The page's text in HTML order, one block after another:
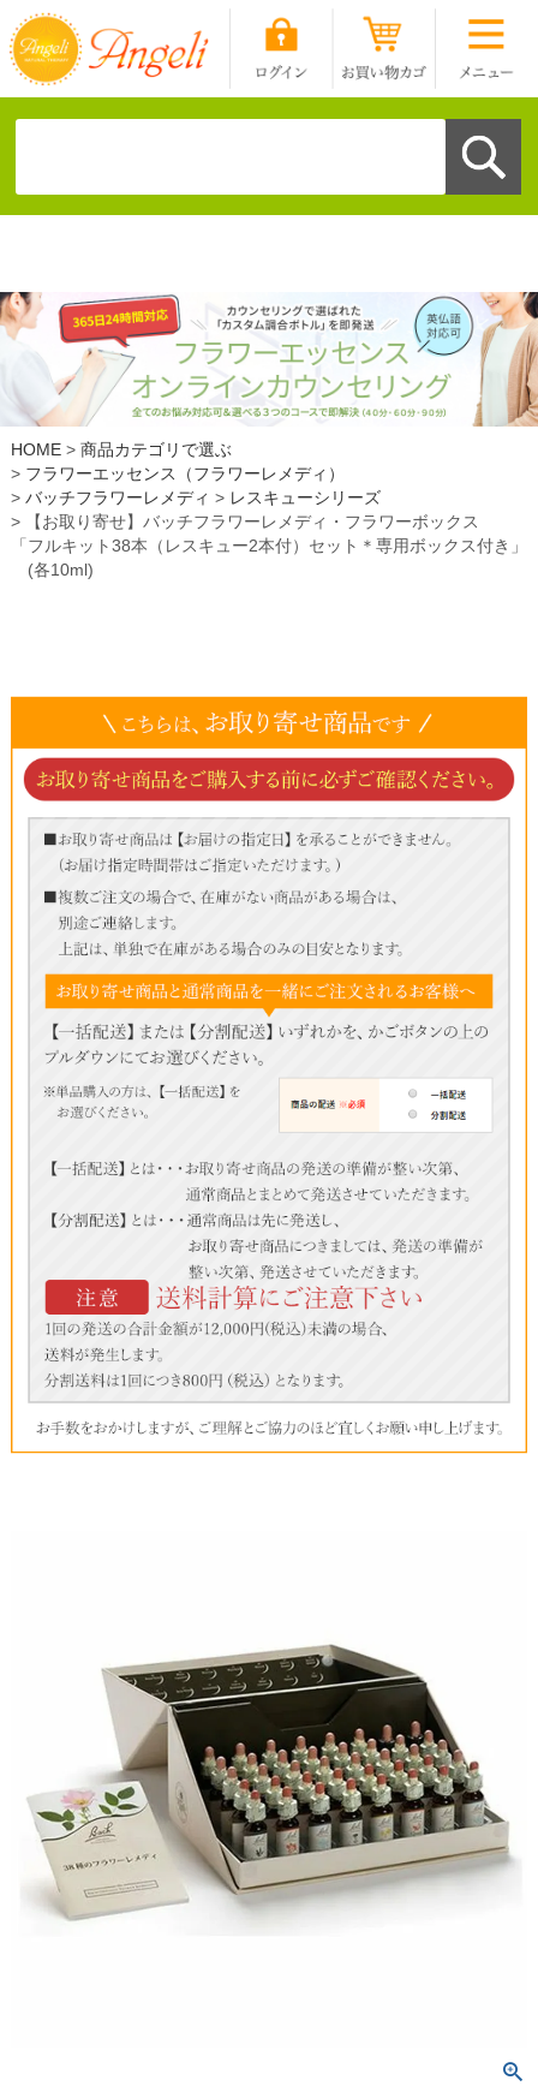
HOME
商品カテゴリで選ぶ
フラワーエッセンス（フラワーレメディ）
バッチフラワーレメディ
レスキューシリーズ
【お取り寄せ】バッチフラワーレメディ・フラワーボックス
「フルキット38本（レスキュー2本付）セット＊専用ボックス付き」
(各10ml)